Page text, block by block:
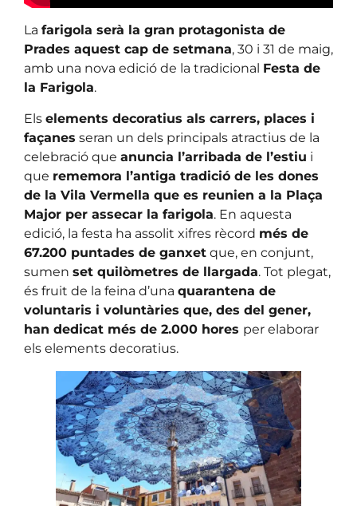
La farigola serà la gran protagonista de
Prades aquest cap de setmana, 30 i 31 de maig,
amb una nova edició de la tradicional Festa de
la Farigola.
Els elements decoratius als carrers, places i
façanes seran un dels principals atractius de la
celebració que anuncia l’arribada de l’estiu i
que rememora l’antiga tradició de les dones
de la Vila Vermella que es reunien a la Plaça
Major per assecar la farigola. En aquesta
edició, la festa ha assolit xifres rècord més de
67.200 puntades de ganxet que, en conjunt,
sumen set quilòmetres de llargada. Tot plegat,
és fruit de la feina d’una quarantena de
voluntaris i voluntàries que, des del gener,
han dedicat més de 2.000 hores per elaborar
els elements decoratius.